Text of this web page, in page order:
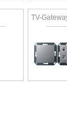
TV-